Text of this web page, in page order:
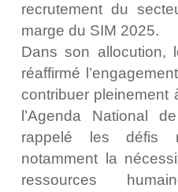
recrutement du
marge du SIM 2025.
Dans son allocution,
réaffirmé
contribuer
l’Agenda National
rappelé les défis
notamment la
ressources